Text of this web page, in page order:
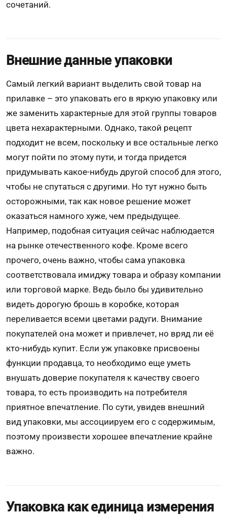
сочетаний.
Внешние данные упаковки
Самый легкий вариант выделить свой товар на
прилавке – это упаковать его в яркую упаковку или
же заменить характерные для этой группы товаров
цвета нехарактерными. Однако, такой рецепт
подходит не всем, поскольку и все остальные легко
могут пойти по этому пути, и тогда придется
придумывать какое-нибудь другой способ для этого,
чтобы не спутаться с другими. Но тут нужно быть
осторожными, так как новое решение может
оказаться намного хуже, чем предыдущее.
Например, подобная ситуация сейчас наблюдается
на рынке отечественного кофе. Кроме всего
прочего, очень важно, чтобы сама упаковка
соответствовала имиджу товара и образу компании
или торговой марке. Ведь было бы удивительно
видеть дорогую брошь в коробке, которая
переливается всеми цветами радуги. Внимание
покупателей она может и привлечет, но вряд ли её
кто-нибудь купит. Если уж упаковке присвоены
функции продавца, то необходимо еще уметь
внушать доверие покупателя к качеству своего
товара, то есть производить на потребителя
приятное впечатление. По сути, увидев внешний
вид упаковки, мы ассоциируем его с содержимым,
поэтому произвести хорошее впечатление крайне
важно.
Упаковка как единица измерения